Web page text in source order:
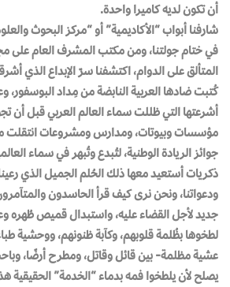
أن تكون لديه كاميرا واحدة.
شارفنا أبواب “الأكاديمية” أو “مركز البحوث
في ختام جولتنا، ومن مكتب المشرف العام على
المتألق على الدوام، اكتشفنا سرّ الإبداع الذي
كُتبت ضادها العربية النابضة من مِداد
أشرعتها التي ظللت سماء العالم العربي قبل أن
مؤسسات وبيوتات، ومدارس ومشروعات انتقلت
جوائز الريادة الوطنية، لتُبدع وتُبهر في سماء
ذكريات أستعيد معها ذلك الحُلم الجميل الذي
ودعواتنا، ونحن نرى كيف قرأ الحاسدون
جديد لأجل القضاء عليه، واستبدال قميص طُهره
لطخوها بظُلمة قلوبهم، وكآبة ظنونهم، ووحشية
عشية مظلمة- بين قائل وقاتل، ومطرح أرضًا،
يصلح لأن يلطخوا فمه بدماء “الخدمة” الحقيقية